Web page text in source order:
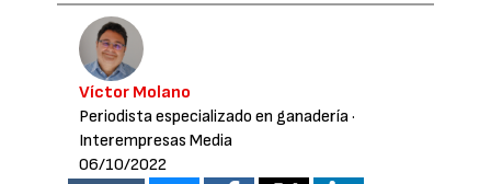
Víctor Molano
Periodista especializado en ganadería·
Interempresas Media
06/10/2022